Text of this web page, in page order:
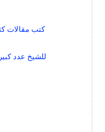
كتب مقالات
للشيخ عدد